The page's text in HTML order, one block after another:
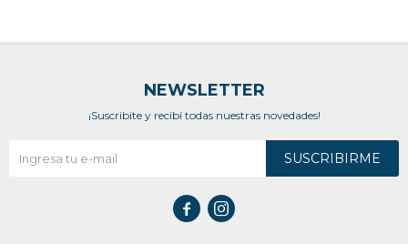
NEWSLETTER
¡Suscribite y recibí todas nuestras novedades!
SUSCRIBIRME
 